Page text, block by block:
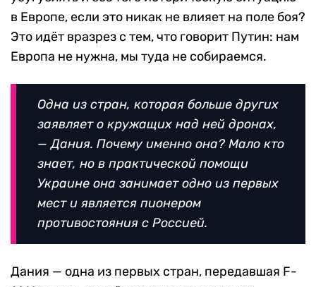
в Европе, если это никак не влияет на поле боя?
Это идёт вразрез с тем, что говорит Путин: нам
Европа не нужна, мы туда не собираемся.
Одна из стран, которая больше других
заявляет о кружащих над ней дронах,
— Дания. Почему именно она? Мало кто
знает, но в практической помощи
Украине она занимает одно из первых
мест и является пионером
противостояния с Россией.
Дания — одна из первых стран, передавшая F-